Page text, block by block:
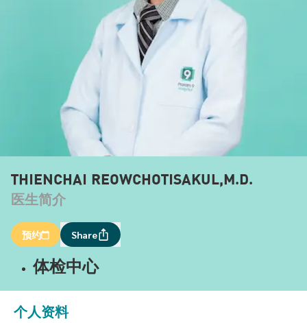
THIENCHAI REOWCHOTISAKUL,M.D.
医生简介
预约 Share
体检中心
个人资料